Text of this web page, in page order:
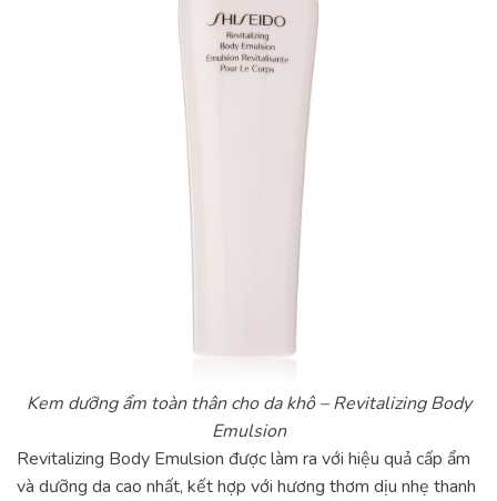
Kem dưỡng ẩm toàn thân cho da khô – Revitalizing Body
Emulsion
Revitalizing Body Emulsion được làm ra với hiệu quả cấp ẩm
và dưỡng da cao nhất, kết hợp với hương thơm dịu nhẹ thanh